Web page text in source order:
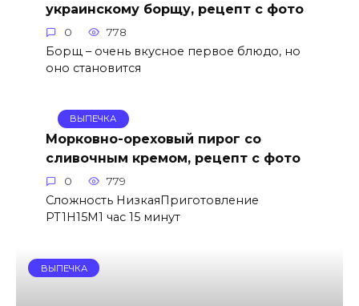
украинскому борщу, рецепт с фото
0 778
Борщ – очень вкусное первое блюдо, но
оно становится
ВЫПЕЧКА
Морковно-ореховый пирог со
сливочным кремом, рецепт с фото
0 779
Сложность НизкаяПриготовление
PT1H15M1 час 15 минут
ВЫПЕЧКА